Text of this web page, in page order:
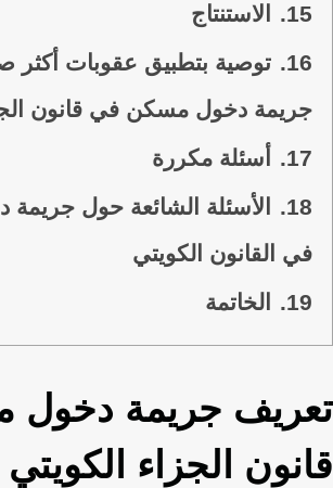
15.
الاستنتاج
16.
توصية بتطبيق عقوبات أكثر
جريمة دخول مسكن في قانون
17.
أسئلة مكررة
18.
الأسئلة الشائعة حول
في القانون الكويتي
19.
الخاتمة
تعريف جريمة
قانون الجزاء الكويتي